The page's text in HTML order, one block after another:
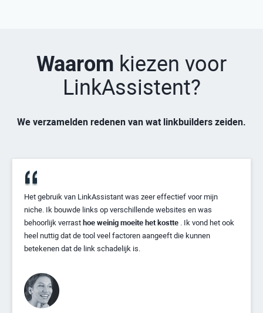
Waarom kiezen voor
LinkAssistent?
We verzamelden redenen van wat linkbuilders zeiden.
Het gebruik van LinkAssistant was zeer effectief voor mijn
niche. Ik bouwde links op verschillende websites en was
behoorlijk verrast hoe weinig moeite het kostte . Ik vond het ook
heel nuttig dat de tool veel factoren aangeeft die kunnen
betekenen dat de link schadelijk is.